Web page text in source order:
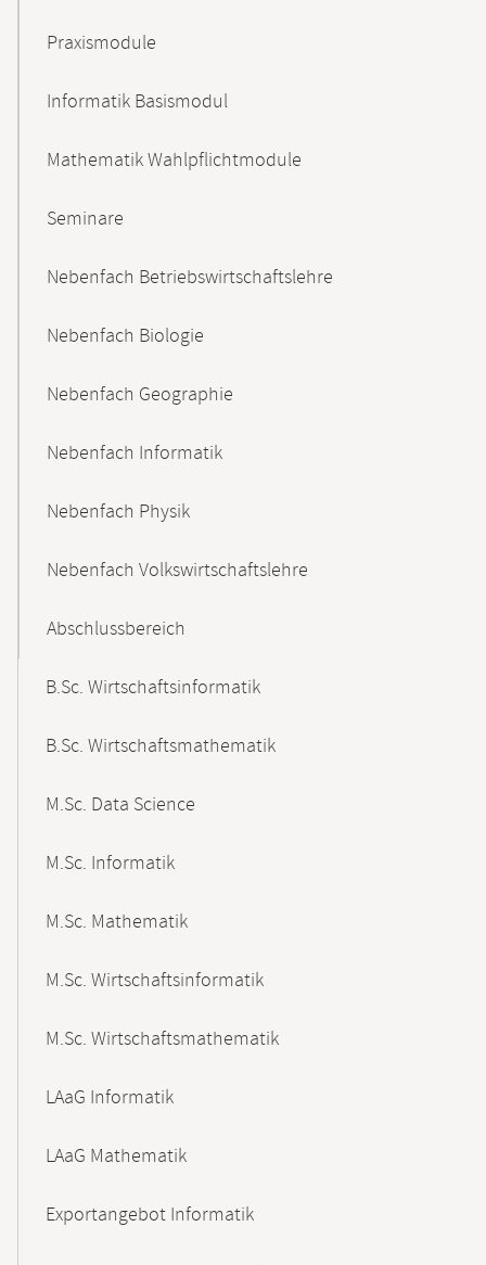
Praxismodule
Informatik Basismodul
Mathematik Wahlpflichtmodule
Seminare
Nebenfach Betriebswirtschaftslehre
Nebenfach Biologie
Nebenfach Geographie
Nebenfach Informatik
Nebenfach Physik
Nebenfach Volkswirtschaftslehre
Abschlussbereich
B.Sc. Wirtschaftsinformatik
B.Sc. Wirtschaftsmathematik
M.Sc. Data Science
M.Sc. Informatik
M.Sc. Mathematik
M.Sc. Wirtschaftsinformatik
M.Sc. Wirtschaftsmathematik
LAaG Informatik
LAaG Mathematik
Exportangebot Informatik